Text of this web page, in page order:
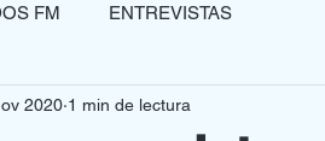
FM ENTREVISTAS
CURIOSIDADES
2020 1 min de lectura